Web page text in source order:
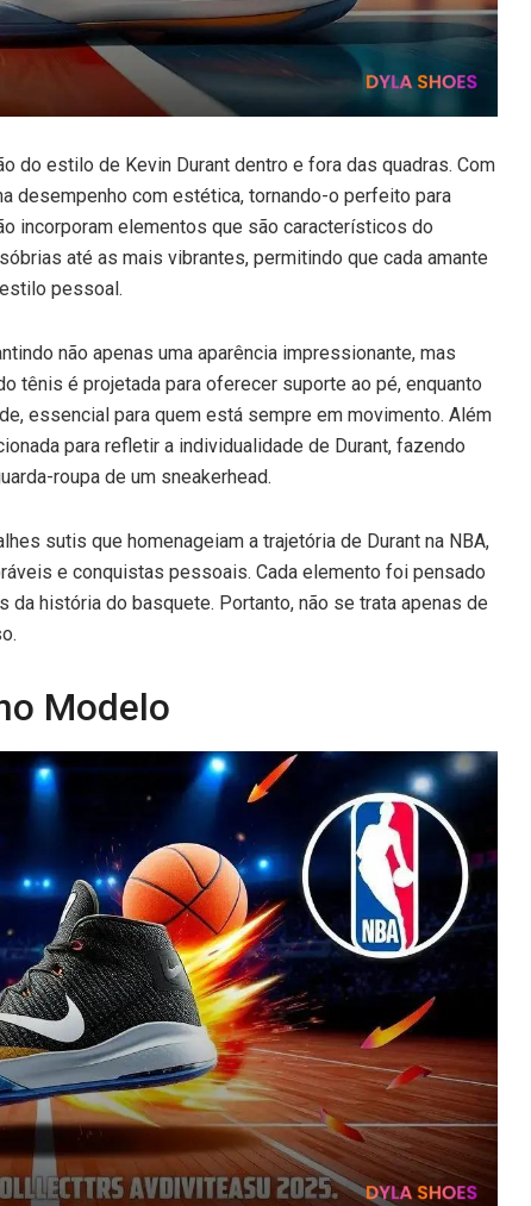
do estilo de Kevin Durant dentro e fora das quadras. Com
desempenho com estética, tornando-o perfeito para
incorporam elementos que são característicos do
até as mais vibrantes, permitindo que cada amante
pessoal.
não apenas uma aparência impressionante, mas
tênis é projetada para oferecer suporte ao pé, enquanto
essencial para quem está sempre em movimento. Além
para refletir a individualidade de Durant, fazendo
roupa de um sneakerhead.
sutis que homenageiam a trajetória de Durant na NBA,
e conquistas pessoais. Cada elemento foi pensado
história do basquete. Portanto, não se trata apenas de
Modelo